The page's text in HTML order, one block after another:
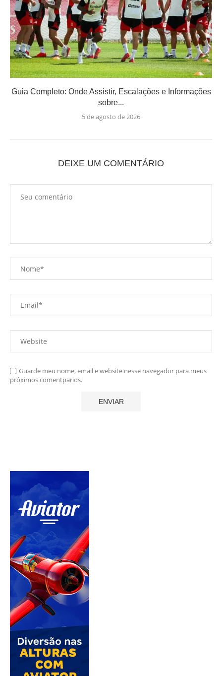
Guia Completo: Onde Assistir, Escalações e Informações
sobre...
5 de agosto de 2026
DEIXE UM COMENTÁRIO
Guarde meu nome, email e website nesse navegador para meus
próximos comentparios.